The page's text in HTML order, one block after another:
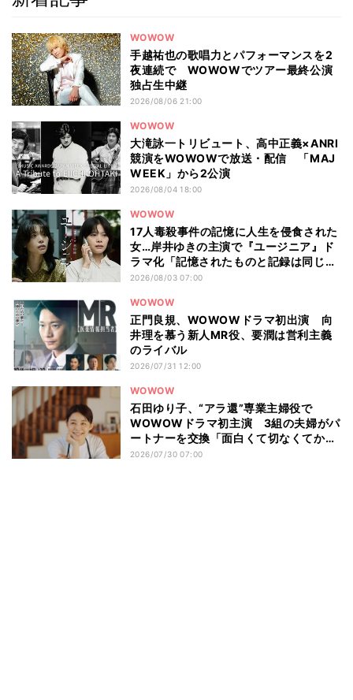
WOWOW
手越祐也の歌唱力とパフォーマンスを2
夜連続で WOWOWでツアー最終公演
独占生中継
2026/08/06 21:00
WOWOW
大滝詠一トリビュート、高中正義×ANRI
競演をWOWOWで放送・配信 「MAJ
WEEK」から2公演
2026/08/04 18:00
WOWOW
17人毒殺事件の記憶に人生を侵食された
女…岸井ゆきの主演で『ユージニア』ド
ラマ化「記憶されたものと記録は同じも
のではない」
2026/08/03 07:00
WOWOW
正門良規、WOWOWドラマ初出演 向
井理を慕う新人MR役、要潤は営利主義
のライバル
2026/07/31 12:00
WOWOW
石田ゆり子、“アラ還”専業主婦役で
WOWOWドラマ初主演 3組の夫婦がパ
ートナーを交換「面白くて切なくてかわ
いいお話」
2026/07/30 07:00